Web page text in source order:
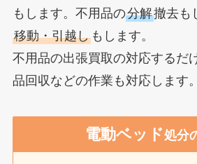
もします。不用品の分解撤去も
移動・引越しもします。
不用品の出張買取の対応するだ
品回収などの作業も対応します。
電動ベッド処分